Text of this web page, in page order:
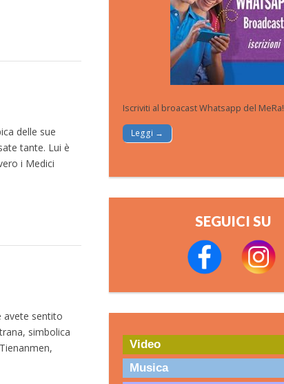
delle sue
tante. Lui è
i Medici
avete sentito
simbolica
Iscriviti al broacast Whatsapp del MeRa!
Leggi →
SEGUICI SU
Video
Musica